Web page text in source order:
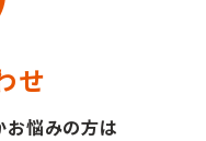
せ
悩みの方は